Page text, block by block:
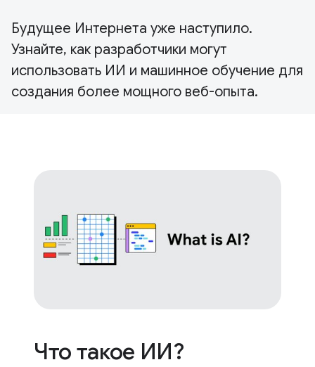
Будущее Интернета уже наступило.
Узнайте, как разработчики могут
использовать ИИ и машинное обучение для
создания более мощного веб-опыта.
Что такое ИИ?